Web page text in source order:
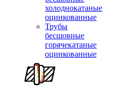
холоднокатаные
оцинкованные
Трубы
бесшовные
горячекатаные
оцинкованные